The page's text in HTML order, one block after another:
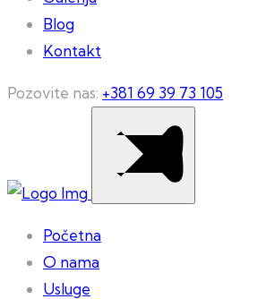
Blog
Kontakt
Pozovite nas: +381 69 39 73 105
Početna
O nama
Usluge